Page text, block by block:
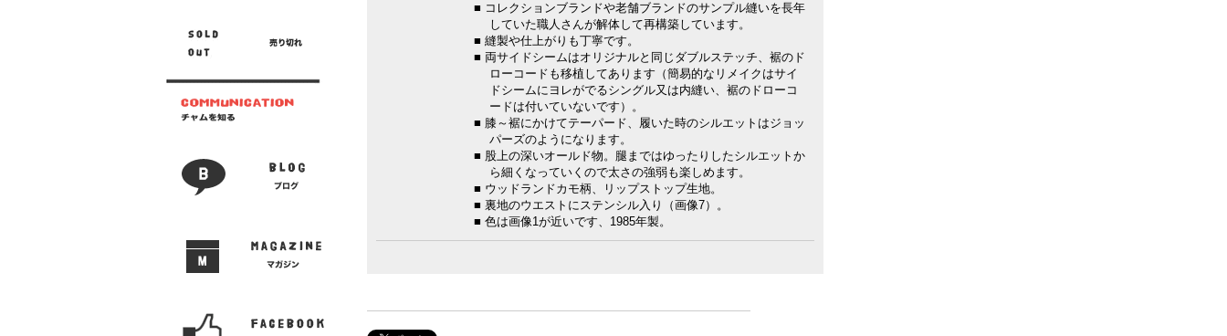
■ コレクションブランドや老舗ブランドのサンプル縫いを長年
していた職人さんが解体して再構築しています。
■ 縫製や仕上がりも丁寧です。
■ 両サイドシームはオリジナルと同じダブルステッチ、裾のド
ローコードも移植してあります（簡易的なリメイクはサイ
ドシームにヨレがでるシングル又は内縫い、裾のドローコ
ードは付いていないです）。
■ 膝～裾にかけてテーパード、履いた時のシルエットはジョッ
パーズのようになります。
■ 股上の深いオールド物。腿まではゆったりしたシルエットか
ら細くなっていくので太さの強弱も楽しめます。
■ ウッドランドカモ柄、リップストップ生地。
■ 裏地のウエストにステンシル入り（画像7）。
■ 色は画像1が近いです、1985年製。